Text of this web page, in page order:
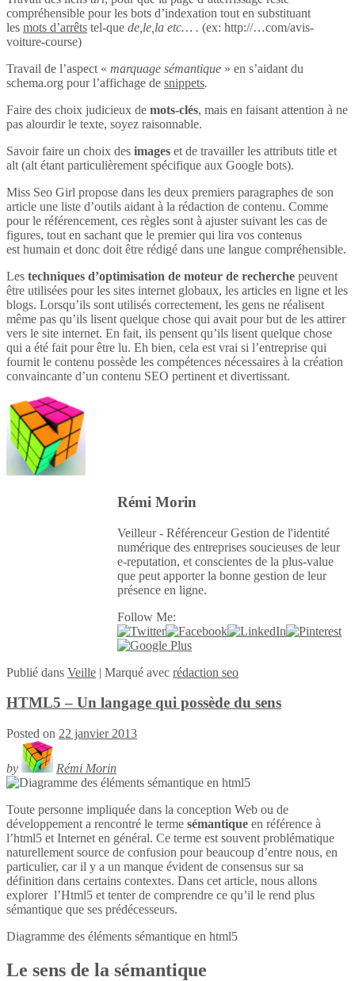
compréhensible pour les bots d’indexation tout en substituant
les mots d’arrêts tel-que de,le,la etc… . (ex: http://…com/avis-
voiture-course)
Travail de l’aspect « marquage sémantique » en s’aidant du
schema.org pour l’affichage de snippets.
Faire des choix judicieux de mots-clés, mais en faisant attention à ne
pas alourdir le texte, soyez raisonnable.
Savoir faire un choix des images et de travailler les attributs title et
alt (alt étant particulièrement spécifique aux Google bots).
Miss Seo Girl propose dans les deux premiers paragraphes de son
article une liste d’outils aidant à la rédaction de contenu. Comme
pour le référencement, ces règles sont à ajuster suivant les cas de
figures, tout en sachant que le premier qui lira vos contenus
est humain et donc doit être rédigé dans une langue compréhensible.
Les techniques d’optimisation de moteur de recherche peuvent
être utilisées pour les sites internet globaux, les articles en ligne et les
blogs. Lorsqu’ils sont utilisés correctement, les gens ne réalisent
même pas qu’ils lisent quelque chose qui avait pour but de les attirer
vers le site internet. En fait, ils pensent qu’ils lisent quelque chose
qui a été fait pour être lu. Eh bien, cela est vrai si l’entreprise qui
fournit le contenu possède les compétences nécessaires à la création
convaincante d’un contenu SEO pertinent et divertissant.
Rémi Morin
Veilleur - Référenceur Gestion de l'identité
numérique des entreprises soucieuses de leur
e-reputation, et conscientes de la plus-value
que peut apporter la bonne gestion de leur
présence en ligne.
Follow Me:
Publié dans Veille | Marqué avec rédaction seo
HTML5 – Un langage qui possède du sens
Posted on 22 janvier 2013
by Rémi Morin
Toute personne impliquée dans la conception Web ou de
développement a rencontré le terme sémantique en référence à
l’html5 et Internet en général. Ce terme est souvent problématique
naturellement source de confusion pour beaucoup d’entre nous, en
particulier, car il y a un manque évident de consensus sur sa
définition dans certains contextes. Dans cet article, nous allons
explorer l’Html5 et tenter de comprendre ce qu’il le rend plus
sémantique que ses prédécesseurs.
Diagramme des éléments sémantique en html5
Le sens de la sémantique